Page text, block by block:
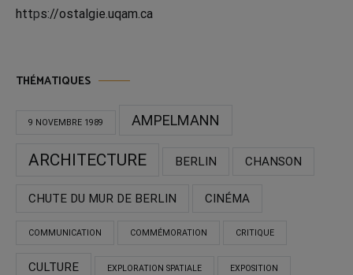
https://ostalgie.uqam.ca
THÉMATIQUES
9 NOVEMBRE 1989 AMPELMANN
ARCHITECTURE BERLIN CHANSON
CHUTE DU MUR DE BERLIN CINÉMA
COMMUNICATION COMMÉMORATION CRITIQUE
CULTURE EXPLORATION SPATIALE EXPOSITION